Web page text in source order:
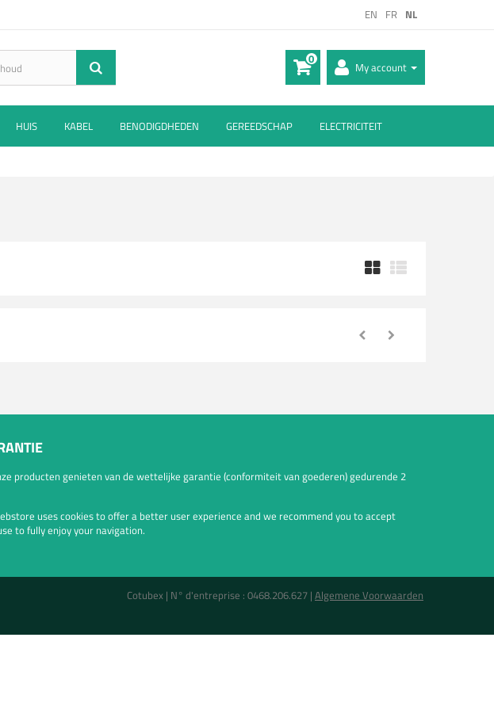
EN FR NL
My account
0
HUIS KABEL BENODIGDHEDEN GEREEDSCHAP ELECTRICITEIT
producten genieten van de wettelijke garantie (conformiteit van goederen) gedurende 2
uses cookies to offer a better user experience and we recommend you to accept
to fully enjoy your navigation.
Cotubex | N° d'entreprise : 0468.206.627 | Algemene Voorwaarden